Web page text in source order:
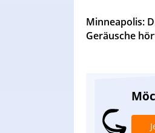
Minneapolis:
Geräusche